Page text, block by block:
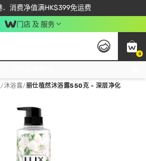
．消费净值满HK$399免运费
成为易赏钱会员尽享独家优惠
单买满$450 输入 NEWAPP 即减$50
门店 及 服务
0
/沐浴露/ 丽仕植然沐浴露550克 - 深层净化